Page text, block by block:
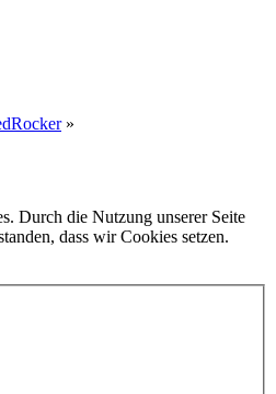
»
Durch die Nutzung unserer Seite
dass wir Cookies setzen.